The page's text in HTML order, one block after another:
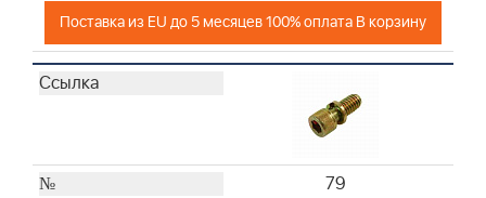
Поставка из EU до 5 месяцев 100% оплата В корзину
79